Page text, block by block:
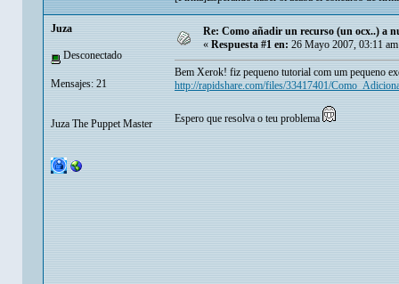
Juza
Desconectado
Mensajes: 21
Juza The Puppet Master
Re: Como añadir un recurso (un ocx..) a
« Respuesta #1 en: 26 Mayo 2007, 03:11
Bem Xerok! fiz pequeno tutorial com um pequeno
http://rapidshare.com/files/33417401/
Espero que resolva o teu problema